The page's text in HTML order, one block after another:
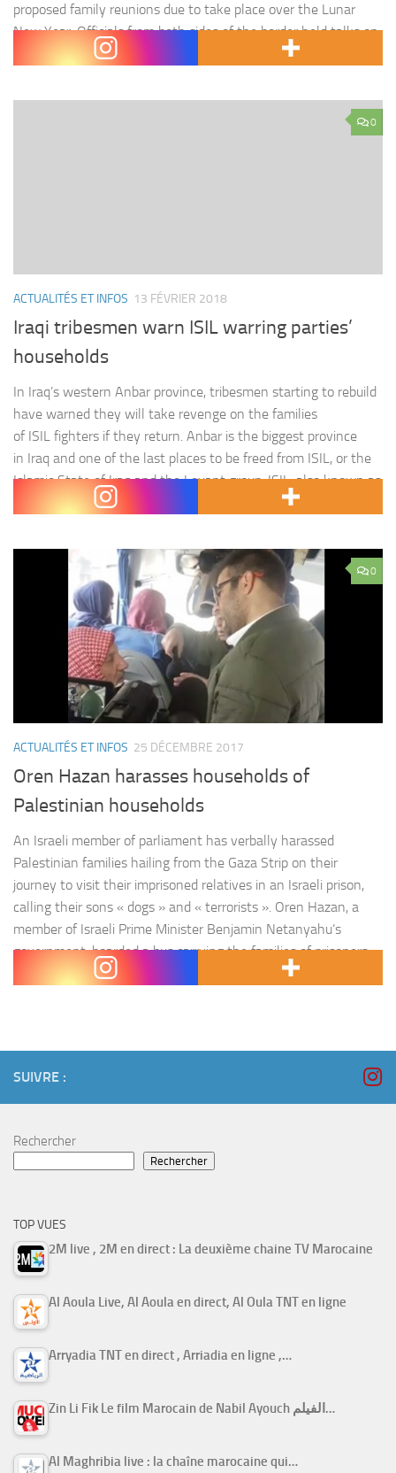
proposed family reunions due to take place over the Lunar
New Year. Officials from both sides of the border held talks on
January 9 and South Korea had hoped a reunion…
0
ACTUALITÉS ET INFOS 13 FÉVRIER 2018
Iraqi tribesmen warn ISIL warring parties’
households
In Iraq’s western Anbar province, tribesmen starting to rebuild
have warned they will take revenge on the families
of ISIL fighters if they return. Anbar is the biggest province
in Iraq and one of the last places to be freed from ISIL, or the
Islamic State of Iraq and the Levant group. ISIL, also known as
ISIS, swept into…
0
ACTUALITÉS ET INFOS 25 DÉCEMBRE 2017
Oren Hazan harasses households of
Palestinian households
An Israeli member of parliament has verbally harassed
Palestinian families hailing from the Gaza Strip on their
journey to visit their imprisoned relatives in an Israeli prison,
calling their sons « dogs » and « terrorists ». Oren Hazan, a
member of Israeli Prime Minister Benjamin Netanyahu’s
government, boarded a bus carrying the families of prisoners
on Monday about to…
SUIVRE :
Rechercher
Rechercher
TOP VUES
2M live , 2M en direct : La deuxième chaine TV Marocaine
Al Aoula Live, Al Aoula en direct, Al Oula TNT en ligne
Arryadia TNT en direct , Arriadia en ligne ,…
Zin Li Fik Le film Marocain de Nabil Ayouch الفيلم…
Al Maghribia live : la chaîne marocaine qui…